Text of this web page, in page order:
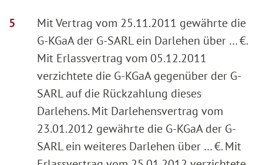
Mit Vertrag vom 25.11.2011 gewährte die
G-KGaA der G-SARL ein Darlehen über … €.
Mit Erlassvertrag vom 05.12.2011
verzichtete die G-KGaA gegenüber der G-
SARL auf die Rückzahlung dieses
Darlehens. Mit Darlehensvertrag vom
23.01.2012 gewährte die G-KGaA der G-
SARL ein weiteres Darlehen über … €. Mit